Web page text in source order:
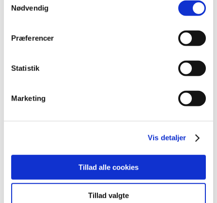
Nødvendig
Præferencer
Statistik
Marketing
Vis detaljer
Tillad alle cookies
Tillad valgte
patienterne, hvor de er, i en hurtigere og mere effektiv
Alle (328)
2026 (31)
2024 (51)